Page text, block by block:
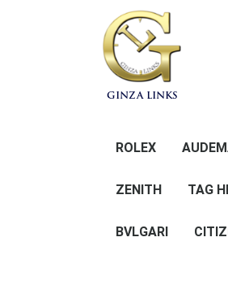
GINZA LINKS
ROLEX
デイトナ
GMTマスター
サブマリーナー
シードゥエラー
エクスプローラー
スカイドゥエラー
ヨットマスター
ミルガウス
エアキング
デイデイト
デイトジャスト
オイスターパーペ
ZENITH TAG
BVLGARI